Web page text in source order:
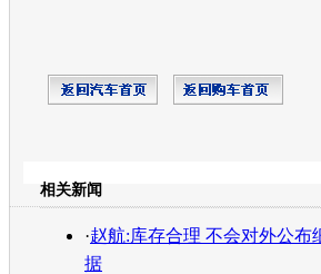
相关新闻
·赵航:库存合理 不会对外公布
据